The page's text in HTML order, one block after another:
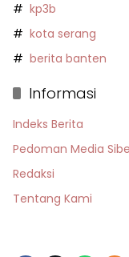
kp3b
kota serang
berita banten
Informasi
Indeks Berita
Pedoman Media
Redaksi
Tentang Kami